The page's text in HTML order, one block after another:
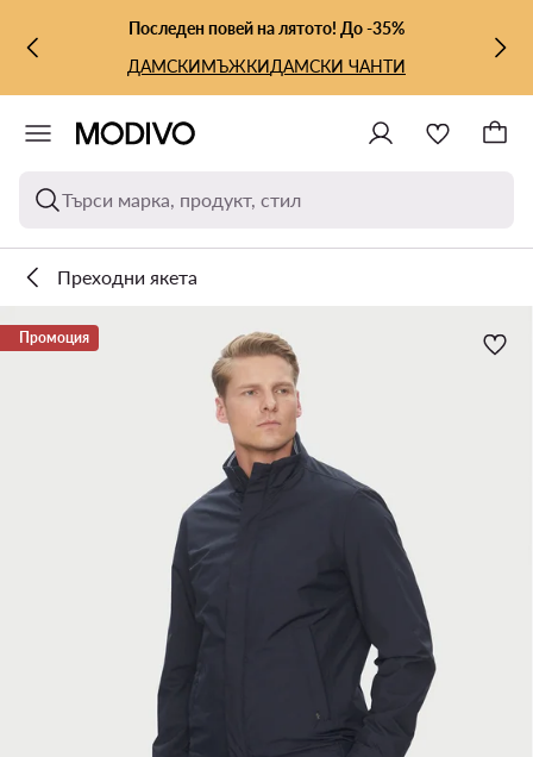
КЪМ ОСНОВНОТО СЪДЪРЖАНИЕ
КЪМ ТЪРСЕНЕПоследен повей на лятото! До -35%
ДАМСКИМЪЖКИДАМСКИ ЧАНТИ
Търси марка, продукт, стил
Преходни якета
Промоция